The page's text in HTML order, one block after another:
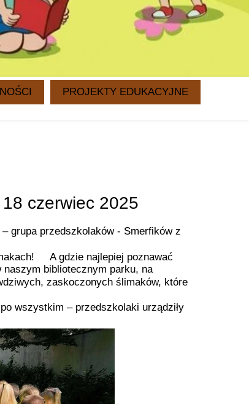
czerwiec 2025
grupa przedszkolaków - Smerfików z
A gdzie najlepiej poznawać
bibliotecznym parku, na
zaskoczonych ślimaków, które
wszystkim – przedszkolaki urządziły
PROJEKTY EDUKACYJNE